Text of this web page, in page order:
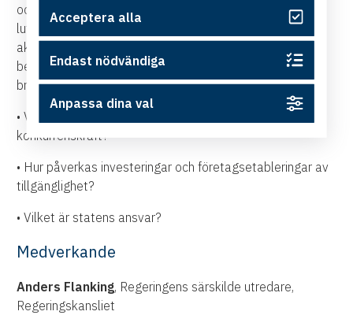
och förstärkt fokus på totalförsvar har även den civila
luftfartens betydelse för beredskap och redundans
aktualiserats. Under detta seminarium samlas
beslutsfattare, näringslivsrepresentanter och
branschföreträdare för att diskutera:
• Vilken roll spelar flyget för Sveriges långsiktiga
konkurrenskraft?
• Hur påverkas investeringar och företagsetableringar av
tillgänglighet?
• Vilket är statens ansvar?
Medverkande
Anders Flanking, Regeringens särskilde utredare,
Regeringskansliet
Acceptera alla
Endast nödvändiga
Anpassa dina val